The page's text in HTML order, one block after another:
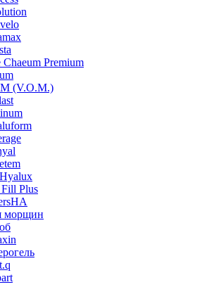
Chaeum Premium
(V.O.M.)
Plus
морщин